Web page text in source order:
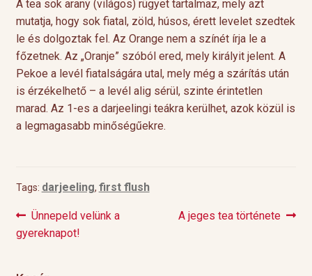
A tea sok arany (világos) rügyet tartalmaz, mely azt
mutatja, hogy sok fiatal, zöld, húsos, érett levelet szedtek
le és dolgoztak fel. Az Orange nem a színét írja le a
főzetnek. Az „Oranje” szóból ered, mely királyit jelent. A
Pekoe a levél fiatalságára utal, mely még a szárítás után
is érzékelhető – a levél alig sérül, szinte érintetlen
marad. Az 1-es a darjeelingi teákra kerülhet, azok közül is
a legmagasabb minőségűekre.
Tags: darjeeling, first flush
Bejegyzés
navigáció
Previous
post:
Ünnepeld velünk a
gyereknapot!
Next
A jeges tea története